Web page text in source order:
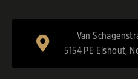
Van
5154 PE Elshout,